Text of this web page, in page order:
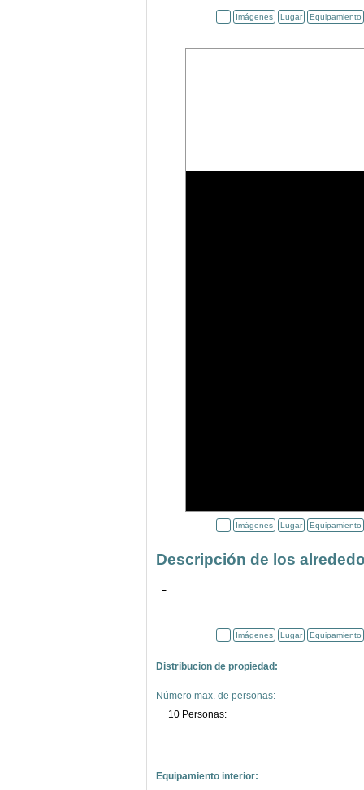
Imágenes Lugar Equipamiento
Imágenes Lugar Equipamiento
Descripción de los
-
Imágenes Lugar Equipamiento
Distribucion de propiedad:
Número max. de personas:
10 Personas:
Equipamiento interior: